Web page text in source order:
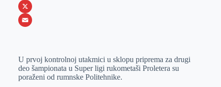
b
o
s
e
e
r
n
k
I
n
i
b
W
h
s
A
X
a
i
U prvoj kontrolnoj utakmici u sklopu priprema za drugi
deo šampionata u Super ligi rukometaši Proletera su
poraženi od rumnske Politehnike.